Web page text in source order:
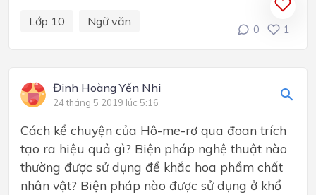
Lớp 10 Ngữ văn
0 1
Đinh Hoàng Yến Nhi
24 tháng 5 2019 lúc 5:16
Cách kể chuyện của Hô-me-rơ qua đoan trích
tạo ra hiệu quả gì? Biện pháp nghệ thuật nào
thường được sử dụng để khắc hoa phẩm chất
nhân vật? Biện pháp nào được sử dụng ở khổ